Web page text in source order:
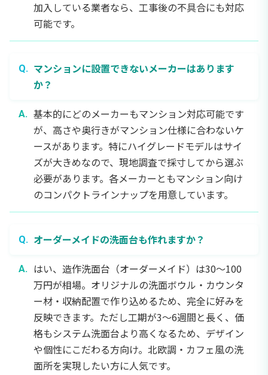
加入している業者なら、工事後の不具合にも対応
可能です。
マンションに設置できないメーカーはあります
か？
基本的にどのメーカーもマンション対応可能です
が、高さや奥行きがマンション仕様に合わないケ
ースがあります。特にハイグレードモデルはサイ
ズが大きめなので、現地調査で採寸してから選ぶ
必要があります。各メーカーともマンション向け
のコンパクトラインナップを用意しています。
オーダーメイドの洗面台も作れますか？
はい、造作洗面台（オーダーメイド）は30〜100
万円が相場。オリジナルの洗面ボウル・カウンタ
ー材・収納配置で作り込めるため、完全に好みを
反映できます。ただし工期が3〜6週間と長く、価
格もシステム洗面台より高くなるため、デザイン
や個性にこだわる方向け。北欧調・カフェ風の洗
面所を実現したい方に人気です。